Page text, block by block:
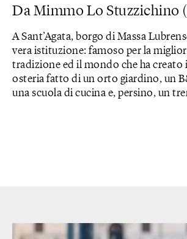
Da Mimmo Lo Stuzzichino
A Sant’Agata, borgo di Massa
vera istituzione: famoso per la
tradizione ed il mondo che ha creato
osteria fatto di un orto giardino, un
una scuola di cucina e, persino, un